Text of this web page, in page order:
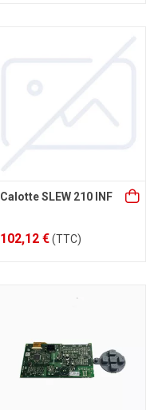
Calotte SLEW 210 INF
102,12 €(TTC)